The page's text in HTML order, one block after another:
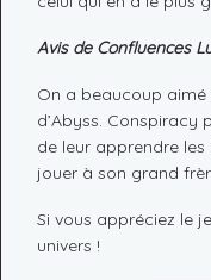
Avis de Confluences
On a beaucoup aimé
d’Abyss. Conspiracy
de leur apprendre
jouer à son grand
Si vous appréciez le
univers !